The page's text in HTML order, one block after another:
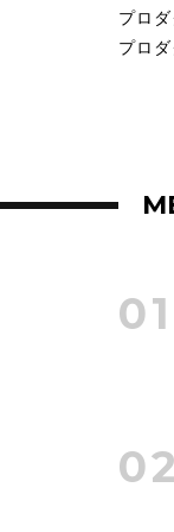
プロ
プロ
01
02